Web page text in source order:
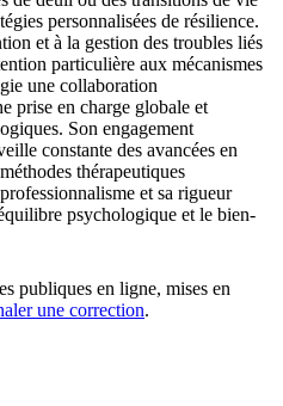
personnalisées de résilience.
et à la gestion des troubles liés
particulière aux mécanismes
une collaboration
prise en charge globale et
Son engagement
constante des avancées en
thérapeutiques
et sa rigueur
psychologique et le bien-
publiques en ligne, mises en
une correction.